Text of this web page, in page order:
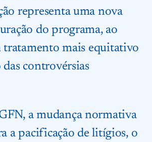
representa uma nova
do programa, ao
mais equitativo
controvérsias
a mudança normativa
a pacificação de litígios, o